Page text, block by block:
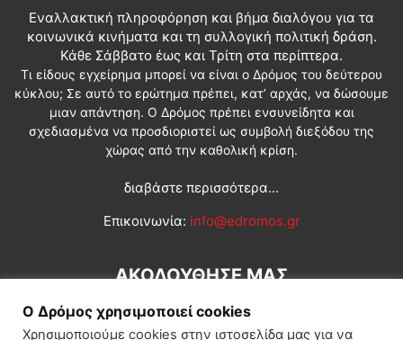
Εναλλακτική πληροφόρηση και βήμα διαλόγου για τα
κοινωνικά κινήματα και τη συλλογική πολιτική δράση.
Κάθε Σάββατο έως και Τρίτη στα περίπτερα.
Τι είδους εγχείρημα μπορεί να είναι ο Δρόμος του δεύτερου
κύκλου; Σε αυτό το ερώτημα πρέπει, κατ’ αρχάς, να δώσουμε
μιαν απάντηση. Ο Δρόμος πρέπει ενσυνείδητα και
σχεδιασμένα να προσδιοριστεί ως συμβολή διεξόδου της
χώρας από την καθολική κρίση.
διαβάστε περισσότερα...
Επικοινωνία: info@edromos.gr
ΑΚΟΛΟΥΘΗΣΕ ΜΑΣ
Ο Δρόμος χρησιμοποιεί cookies
Χρησιμοποιούμε cookies στην ιστοσελίδα μας για να